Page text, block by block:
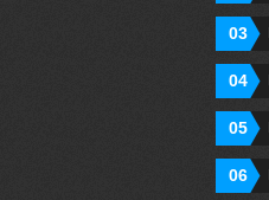
03
04
05
06